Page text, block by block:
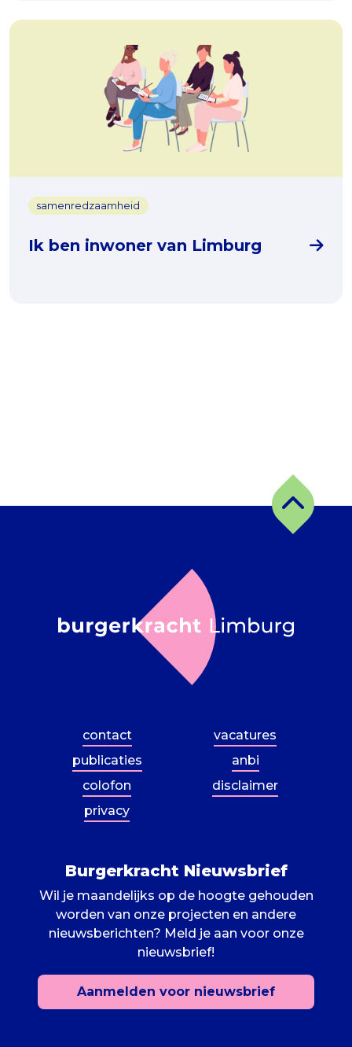
samenredzaamheid
Ik ben inwoner van Limburg
contact
vacatures
publicaties
anbi
colofon
disclaimer
privacy
Burgerkracht Nieuwsbrief
Wil je maandelijks op de hoogte gehouden
worden van onze projecten en andere
nieuwsberichten? Meld je aan voor onze
nieuwsbrief!
Aanmelden voor nieuwsbrief